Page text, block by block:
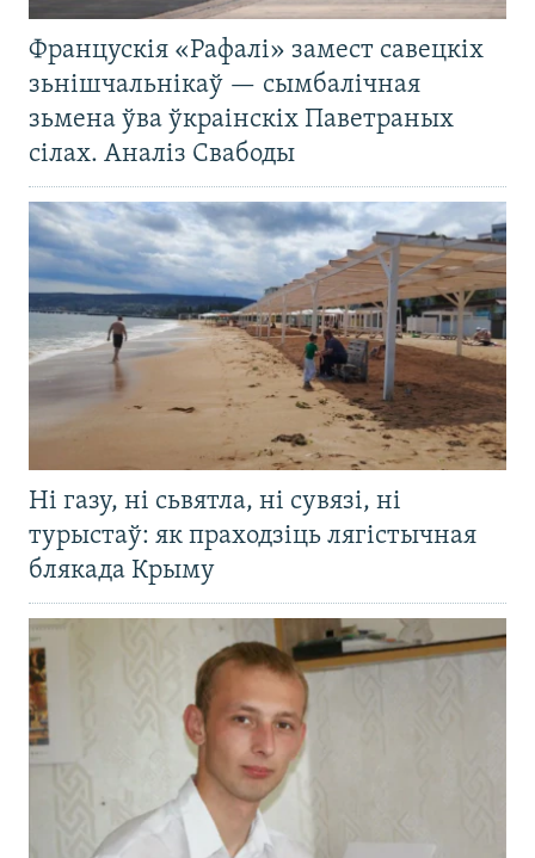
Францускія «Рафалі» замест савецкіх
зьнішчальнікаў — сымбалічная
зьмена ўва ўкраінскіх Паветраных
сілах. Аналіз Свабоды
Ні газу, ні сьвятла, ні сувязі, ні
турыстаў: як праходзіць лягістычная
блякада Крыму